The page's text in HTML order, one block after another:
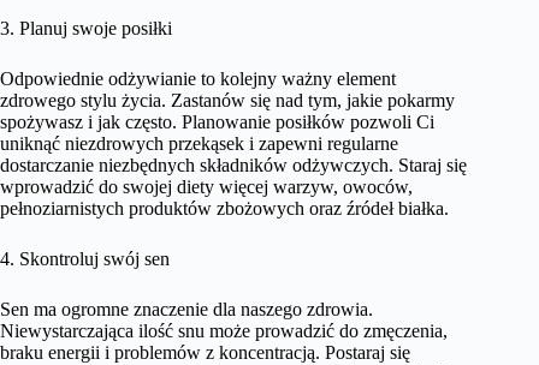
3. Planuj swoje posiłki
Odpowiednie odżywianie to kolejny ważny element
zdrowego stylu życia. Zastanów się nad tym, jakie pokarmy
spożywasz i jak często. Planowanie posiłków pozwoli Ci
uniknąć niezdrowych przekąsek i zapewni regularne
dostarczanie niezbędnych składników odżywczych. Staraj się
wprowadzić do swojej diety więcej warzyw, owoców,
pełnoziarnistych produktów zbożowych oraz źródeł białka.
4. Skontroluj swój sen
Sen ma ogromne znaczenie dla naszego zdrowia.
Niewystarczająca ilość snu może prowadzić do zmęczenia,
braku energii i problemów z koncentracją. Postaraj się